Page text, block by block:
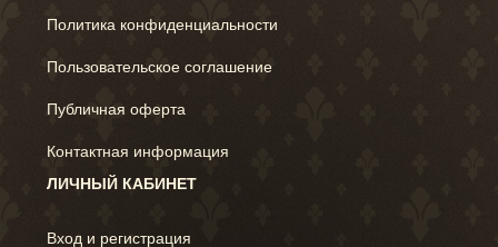
Политика конфиденциальности
Пользовательское соглашение
Публичная оферта
Контактная информация
ЛИЧНЫЙ КАБИНЕТ
Вход и регистрация